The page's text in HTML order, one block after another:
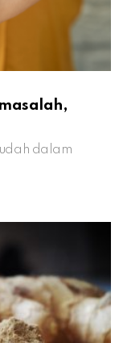
dalam